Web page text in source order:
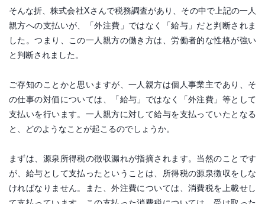
そんな折、株式会社Xさんで税務調査があり、その中で上記の一人
親方への支払いが、「外注費」ではなく「給与」だと判断されま
した。つまり、この一人親方の働き方は、労働者的な性格が強い
と判断されました。
ご存知のことかと思いますが、一人親方は個人事業主であり、そ
の仕事の対価については、「給与」ではなく「外注費」等として
支払いを行います。一人親方に対して給与を支払っていたとなる
と、どのようなことが起こるのでしょうか。
まずは、源泉所得税の徴収漏れが指摘されます。当然のことです
が、給与として支払ったということは、所得税の源泉徴収をしな
ければなりません。また、外注費については、消費税を上載せし